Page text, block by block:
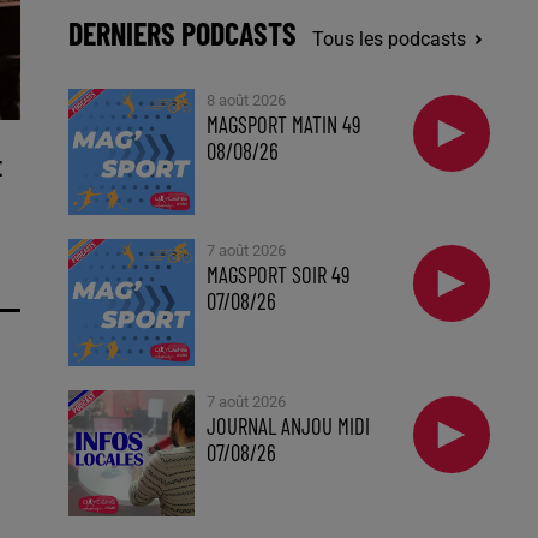
DERNIERS PODCASTS Tous les podcasts
8 août 2026
MAGSPORT MATIN 49
08/08/26
7 août 2026
MAGSPORT SOIR 49
07/08/26
7 août 2026
JOURNAL ANJOU MIDI
07/08/26